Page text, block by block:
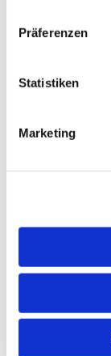
Präferenzen
Statistiken
Marketing